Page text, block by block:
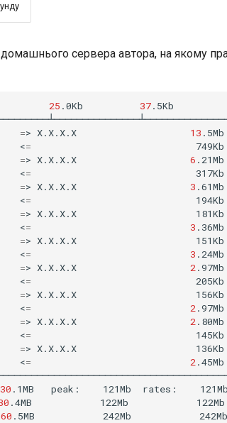
домашнього сервера автора, на якому
25 .0Kb 37.5Kb
=> X.X.X.X 13 .5Mb
<= 749Kb
=> X.X.X.X 6 .21Mb
<= 317Kb
=> X.X.X.X 3 .61Mb
<= 194Kb
=> X.X.X.X 181Kb
<= 3 .36Mb
=> X.X.X.X 151Kb
<= 3 .24Mb
=> X.X.X.X 2 .97Mb
<= 205Kb
=> X.X.X.X 156Kb
<= 2 .97Mb
=> X.X.X.X 2 .80Mb
<= 145Kb
=> X.X.X.X 136Kb
<= 2 .45Mb
30 .1MB peak: 121Mb rates: 121Mb
.4MB 122Mb 122Mb
60 .5MB 242Mb 242Mb